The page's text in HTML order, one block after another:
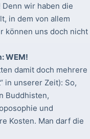
Denn wir haben die
in dem von allem
können uns doch nicht
WEM!
damit doch mehrere
in unserer Zeit): So,
Buddhisten,
und
Kosten. Man darf die